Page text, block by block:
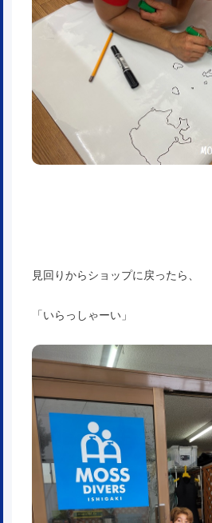
見回りからショップに戻ったら、
「いらっしゃーい」